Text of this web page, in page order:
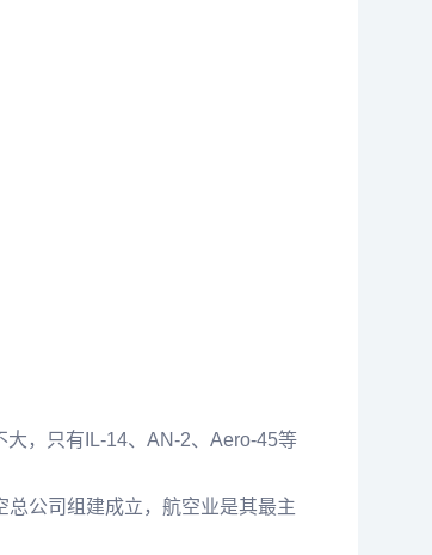
，只有IL-14、AN-2、Aero-45等
公司组建成立，航空业是其最主